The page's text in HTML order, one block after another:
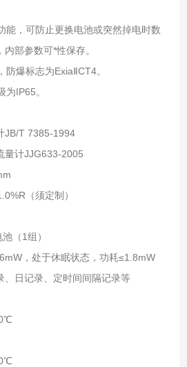
能，可防止更换电池或突然掉电时数
部参数可*性保存。
爆标志为ExiaⅡCT4。
IP65。
JB/T 7385-1994
量计JJG633-2005
（须定制）
（1组）
，处于休眠状态，功耗≤1.8mW
、日记录、定时间间隔记录等